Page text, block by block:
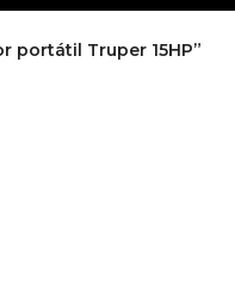
portátil Truper 15HP”